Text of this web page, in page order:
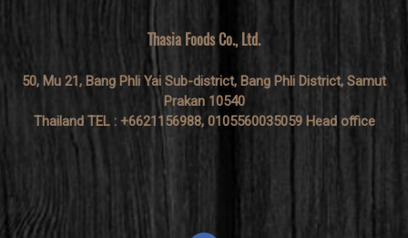
Thasia Foods Co., Ltd.
50, Mu 21, Bang Phli Yai Sub-district, Bang Phli District, Samut
Prakan 10540
Thailand TEL : +6621156988, 0105560035059 Head office